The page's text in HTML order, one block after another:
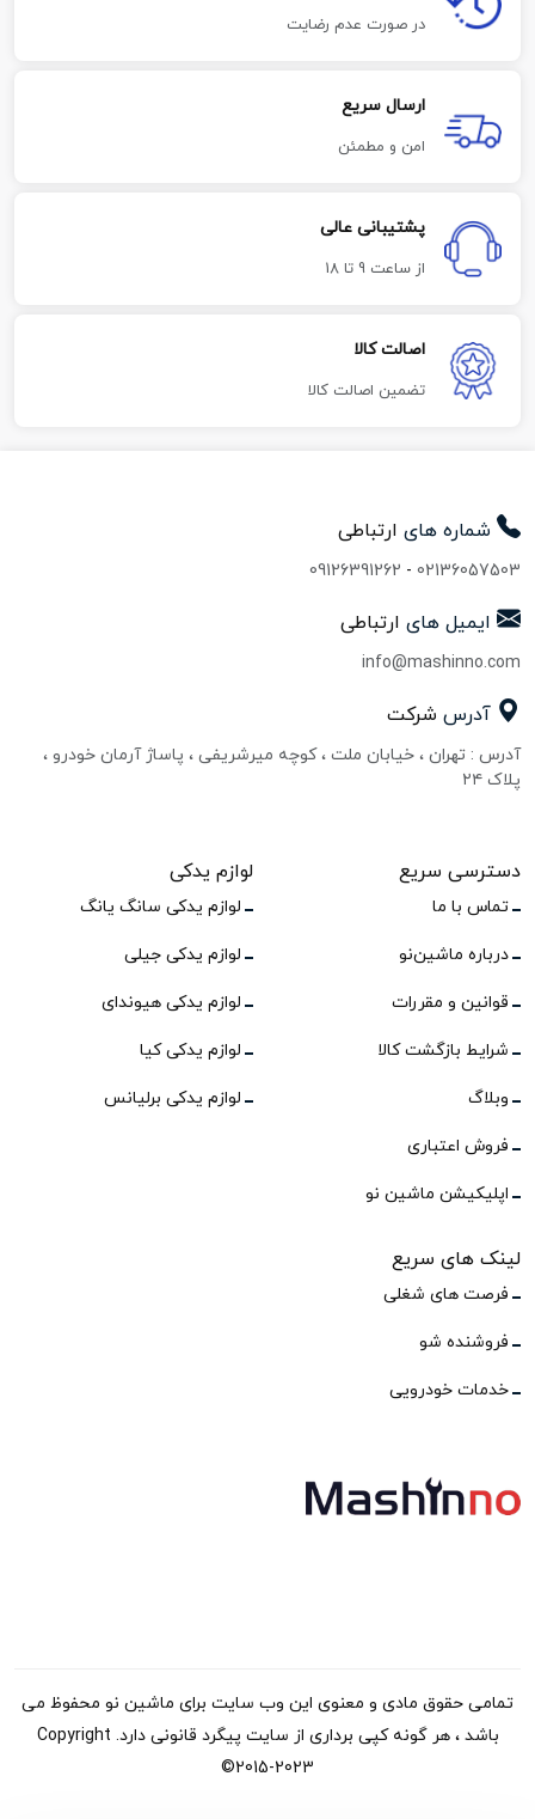
در صورت عدم رضایت
ارسال سریع
امن و مطمئن
پشتیبانی عالی
از ساعت 9 تا 18
اصالت کالا
تضمین اصالت کالا
شماره های ارتباطی
02136057503
-
09126391262
ایمیل های ارتباطی
info@mashinno.com
آدرس شرکت
آدرس : تهران ، خیابان ملت ، کوچه میرشریفی ، پاساژ آرمان خودرو ،
پلاک ۲۴
دسترسی سریع
تماس با ما
درباره ماشین‌نو
قوانین و مقررات
شرایط بازگشت کالا
وبلاگ
فروش اعتباری
اپلیکیشن ماشین نو
لوازم یدکی
لوازم یدکی سانگ یانگ
لوازم یدکی جیلی
لوازم یدکی هیوندای
لوازم یدکی کیا
لوازم یدکی برلیانس
لینک های سریع
فرصت های شغلی
فروشنده شو
خدمات خودرویی
تمامی حقوق مادی و معنوی این وب سایت برای ماشین نو محفوظ می
باشد ، هر گونه کپی برداری از سایت پیگرد قانونی دارد. Copyright
©2015-2023